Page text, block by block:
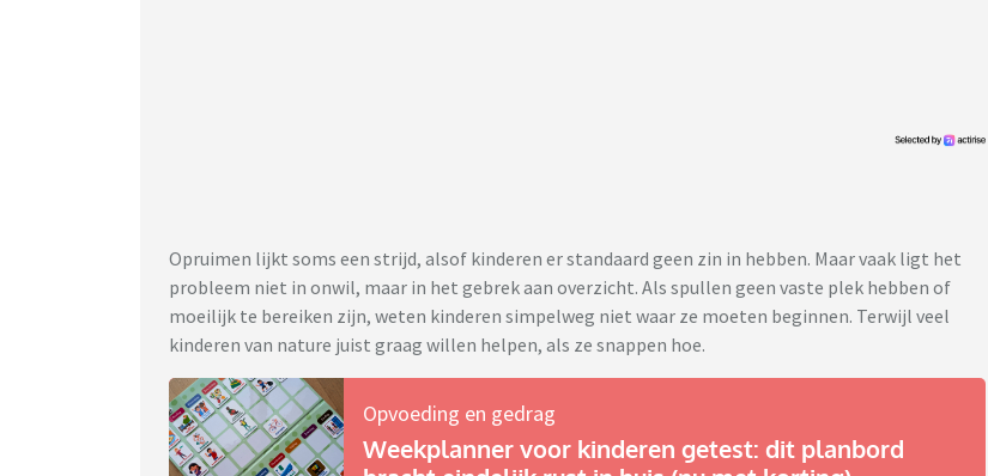
Opruimen lijkt soms een strijd, alsof kinderen er standaard geen zin in hebben. Maar vaak ligt het
probleem niet in onwil, maar in het gebrek aan overzicht. Als spullen geen vaste plek hebben of
moeilijk te bereiken zijn, weten kinderen simpelweg niet waar ze moeten beginnen. Terwijl veel
kinderen van nature juist graag willen helpen, als ze snappen hoe.
Opvoeding en gedrag
Weekplanner voor kinderen getest: dit planbord